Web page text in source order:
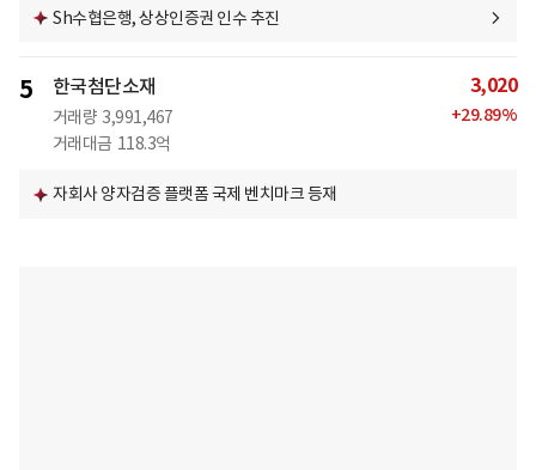
Sh수협은행, 상상인증권 인수 추진
5 한국첨단소재
거래량 3,991,467
거래대금 118.3억
3,020
+29.89%
자회사 양자검증 플랫폼 국제 벤치마크 등재